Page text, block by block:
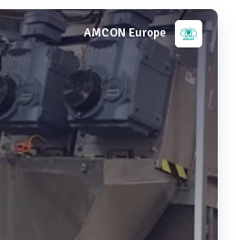
AMCON Europe